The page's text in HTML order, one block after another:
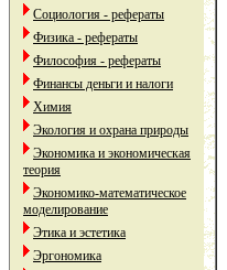
Социология - рефераты
Физика - рефераты
Философия - рефераты
Финансы деньги и налоги
Химия
Экология и охрана природы
Экономика и экономическая
теория
Экономико-математическое
моделирование
Этика и эстетика
Эргономика